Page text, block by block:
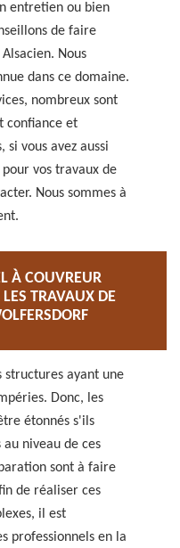
entretien ou bien
de faire
Nous
dans ce domaine.
nombreux sont
confiance et
vous avez aussi
vos travaux de
Nous sommes à
À COUVREUR
TRAVAUX DE
structures ayant une
Donc, les
étonnés s'ils
niveau de ces
sont à faire
de réaliser ces
il est
professionnels en la